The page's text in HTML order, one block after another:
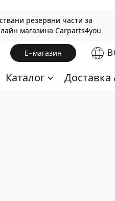
резервни части за
магазина Carparts4you
Е-магазин
Каталог Доставка